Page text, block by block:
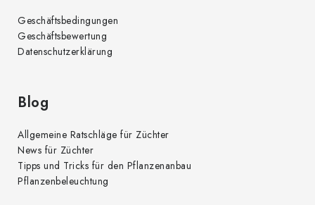
Geschäftsbedingungen
Geschäftsbewertung
Datenschutzerklärung
Blog
Allgemeine Ratschläge für Züchter
News für Züchter
Tipps und Tricks für den Pflanzenanbau
Pflanzenbeleuchtung